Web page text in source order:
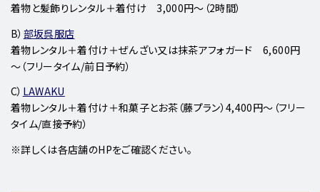
着物と髪飾りレンタル＋着付け 3,000円～（2時間）
B） 部坂呉服店
着物レンタル＋着付け＋ぜんざい又は抹茶アフォガード 6,600円
～（フリータイム/前日予約）
C） LAWAKU
着物レンタル＋着付け＋和菓子とお茶（藤プラン）4,400円～（フリー
タイム/直接予約）
※詳しくは各店舗のHPをご確認ください。